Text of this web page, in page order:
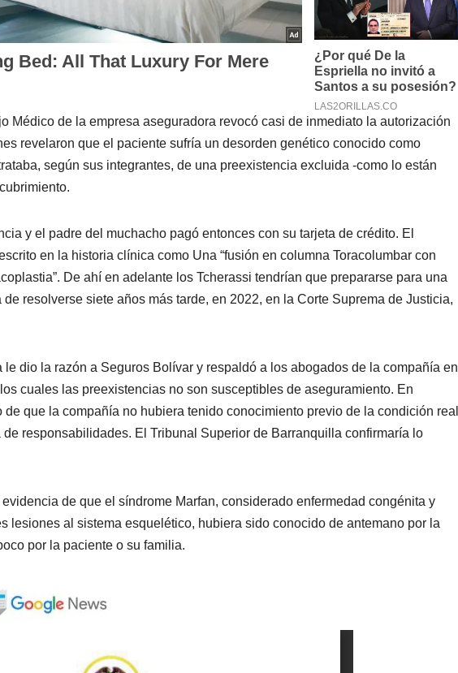
Médico de la empresa aseguradora revocó casi de inmediato la autorización
revelaron que el paciente sufría un desorden genético conocido como
según sus integrantes, de una preexistencia excluida -como lo están
y el padre del muchacho pagó entonces con su tarjeta de crédito. El
en la historia clínica como Una “fusión en columna Toracolumbar con
De ahí en adelante los Tcherassi tendrían que prepararse para una
resolverse siete años más tarde, en 2022, en la Corte Suprema de Justicia,
dio la razón a Seguros Bolívar y respaldó a los abogados de la compañía en
cuales las preexistencias no son susceptibles de aseguramiento. En
que la compañía no hubiera tenido conocimiento previo de la condición real
responsabilidades. El Tribunal Superior de Barranquilla confirmaría lo
de que el síndrome Marfan, considerado enfermedad congénita y
lesiones al sistema esquelético, hubiera sido conocido de antemano por la
por la paciente o su familia.